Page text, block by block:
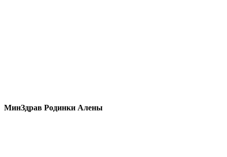
МинЗдрав Родинки Алены